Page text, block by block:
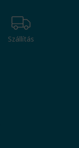
Szállítás